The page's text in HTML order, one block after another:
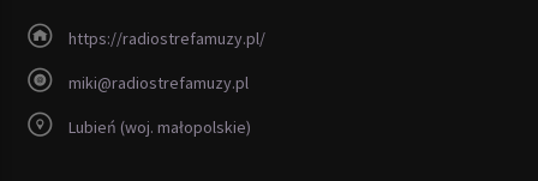
https://radiostrefamuzy.pl/
miki@radiostrefamuzy.pl
Lubień (woj. małopolskie)